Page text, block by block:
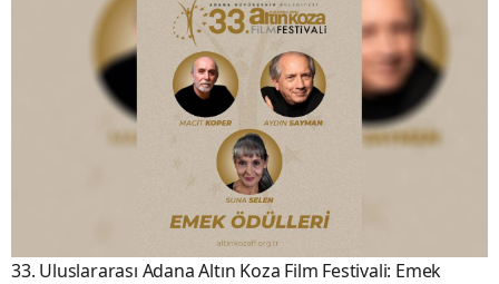
33. Uluslararası Adana Altın Koza Film Festivali: Emek